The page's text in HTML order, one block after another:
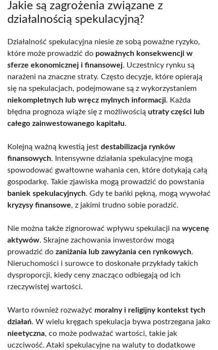
Jakie są zagrożenia związane z
działalnością spekulacyjną?
Działalność spekulacyjna niesie ze sobą poważne ryzyko,
które może prowadzić do poważnych konsekwencji w
sferze ekonomicznej i finansowej. Uczestnicy rynku są
narażeni na znaczne straty. Często decyzje, które opierają
się na spekulacjach, podejmowane są z wykorzystaniem
niekompletnych lub wręcz mylnych informacji. Każda
błędna prognoza wiąże się z możliwością utraty części lub
całego zainwestowanego kapitału.
Kolejną ważną kwestią jest destabilizacja rynków
finansowych. Intensywne działania spekulacyjne mogą
spowodować gwałtowne wahania cen, które dotykają całą
gospodarkę. Takie zjawiska mogą prowadzić do powstania
baniek spekulacyjnych. Gdy te bańki pękną, mogą wywołać
kryzysy finansowe, z jakimi trudno sobie poradzić.
Nie można także zignorować wpływu spekulacji na wycenę
aktywów. Skrajne zachowania inwestorów mogą
prowadzić do zaniżania lub zawyżania cen rynkowych.
Nieruchomości i surowce to doskonałe przykłady takich
dysproporcji, kiedy ceny znacząco odbiegają od ich
rzeczywistej wartości.
Warto również rozważyć moralny i religijny kontekst tych
działań. W wielu kręgach spekulacja bywa postrzegana jako
nieetyczna, co może podważać wartości, takie jak
uczciwość. Ataki spekulacyjne na waluty to dodatkowe